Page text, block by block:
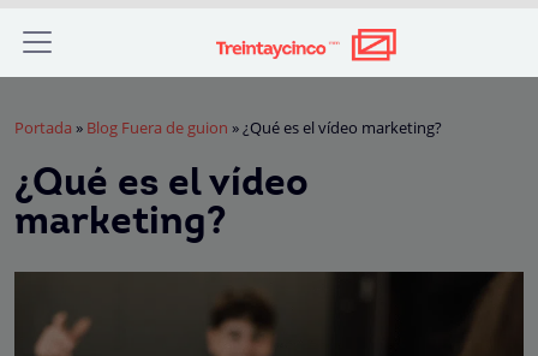
Portada » Blog Fuera de guion »¿Qué es el vídeo marketing?
¿Qué es el vídeo
marketing?